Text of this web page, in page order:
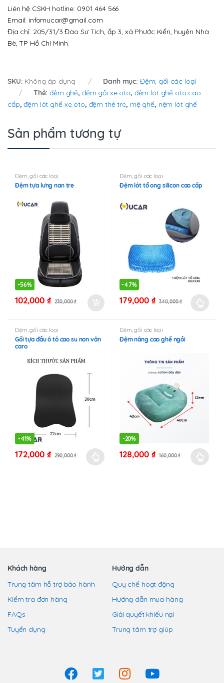
Liên hệ CSKH hotline: 0901 464 566
Email: infomucar@gmail.com
Địa chỉ: 205/31/3 Đào Sư Tích, ấp 3, xã Phước Kiển, huyện Nhà
Bè, TP Hồ Chí Minh.
SKU: Không áp dụng Danh mục: Đệm, gối các loại
Thẻ:đệm ghế, đệm gối xe oto, đệm lót ghế oto cao
cấp,đệm lót ghế xe oto, đệm thẻ tre, mệ ghế, nệm lót ghế
Sản phẩm tương tự
Đệm, gối các loại
Đệm tựa lưng nan tre
-56%
102,000 ₫ 230,000₫
Đệm, gối các loại
Đệm lót tổ ong silicon cao cấp
-47%
179,000 ₫ 340,000₫
này
có
tùy
chọn
thể
được
chọn
Đệm, gối các loại
Gối tựa đầu ô tô cao su non vân
caro
-41%
172,000 ₫ 290,000₫
chọn
thể
được
chọn
trang
Đệm, gối các loại
Đệm nâng cao ghế ngồi
-20%
128,000 ₫ 160,000₫
chọn
thể
được
chọn
trang
Khách hàng
Trung tâm hỗ trợ bảo hành
Kiểm tra đơn hàng
FAQs
Tuyển dụng
Hướng dẫn
Quy chế hoạt động
Hướng dẫn mua hàng
Giải quyết khiếu nại
Trung tâm trợ giúp